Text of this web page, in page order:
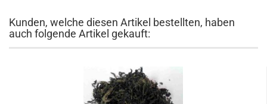
Kunden, welche diesen Artikel bestellten, haben
auch folgende Artikel gekauft: